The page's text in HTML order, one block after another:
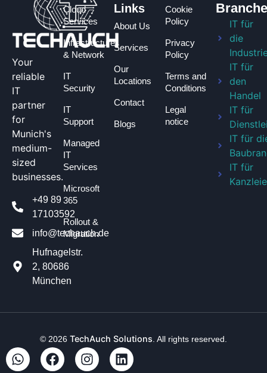
Your
reliable
IT
partner
for
Munich's
medium-
sized
businesses.
+49 89
17103592
info@techauch.de
Hufnagelstr.
2, 80686
München
Cloud
Services
Infrastructure
& Network
IT
Security
IT
Support
Managed
IT
Services
Microsoft
365
Rollout &
Migration
Links
About Us
Services
Our
Locations
Contact
Blogs
Cookie
Policy
Privacy
Policy
Terms and
Conditions
Legal
notice
IT für
die
IT für
den
Handel
IT für
IT für
IT für
© 2026 TechAuch Solutions . All rights reserved.